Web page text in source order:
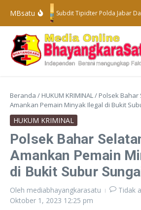
Lewati ke konten
MBsatu
Subdit Tipidter Polda Jabar
Beranda / HUKUM KRIMINAL/ Polsek Bahar
Amankan Pemain Minyak Ilegal di Bukit
HUKUM KRIMINAL
Polsek Bahar
Amankan Pemain
di Bukit Subur
Oleh mediabhayangkarasatu
Tidak
Oktober 1, 2023 12:25 pm